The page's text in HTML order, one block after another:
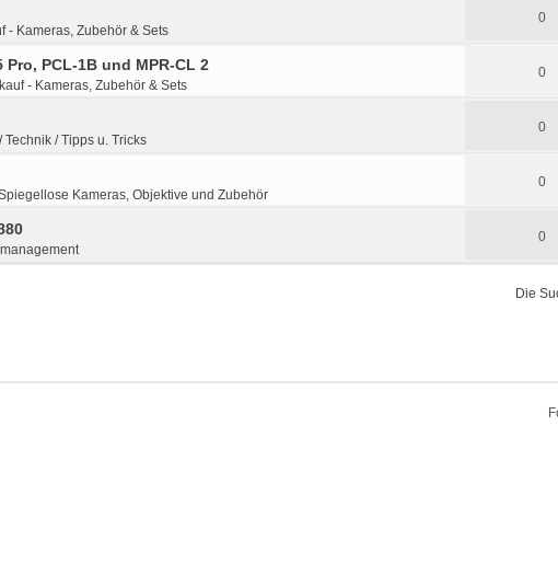
- Kameras, Zubehör & Sets
0
Pro, PCL-1B und MPR-CL 2
- Kameras, Zubehör & Sets
0
Technik / Tipps u. Tricks
0
Kameras, Objektive und Zubehör
0
0
Die